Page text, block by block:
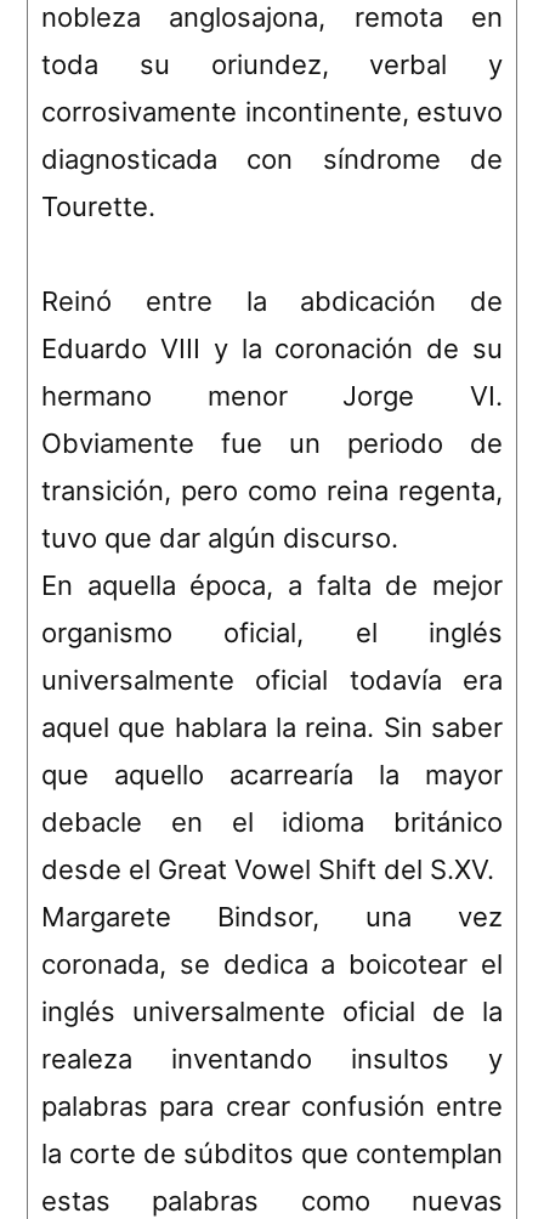
nobleza anglosajona, remota en
toda su oriundez, verbal y
corrosivamente incontinente, estuvo
diagnosticada con síndrome de
Tourette.
Reinó entre la abdicación de
Eduardo VIII y la coronación de su
hermano menor Jorge VI.
Obviamente fue un periodo de
transición, pero como reina regenta,
tuvo que dar algún discurso.
En aquella época, a falta de mejor
organismo oficial, el inglés
universalmente oficial todavía era
aquel que hablara la reina. Sin saber
que aquello acarrearía la mayor
debacle en el idioma británico
desde el Great Vowel Shift del S.XV.
Margarete Bindsor, una vez
coronada, se dedica a boicotear el
inglés universalmente oficial de la
realeza inventando insultos y
palabras para crear confusión entre
la corte de súbditos que contemplan
estas palabras como nuevas